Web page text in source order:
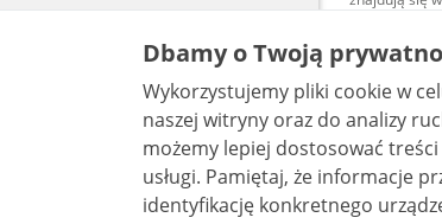
Dbamy o Twoją
Wykorzystujemy pliki cookie w
naszej witryny oraz do analizy ruchu i
możemy lepiej dostosować
usługi. Pamiętaj, że informacje przechowywane w plikach cookie mogą pozwalać na
identyfikację konkretnego